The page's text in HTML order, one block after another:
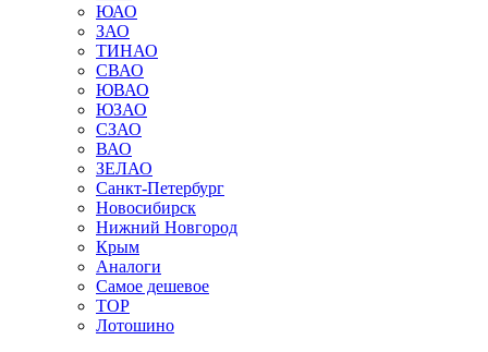
ЮАО
ЗАО
ТИНАО
СВАО
ЮВАО
ЮЗАО
СЗАО
ВАО
ЗЕЛАО
Санкт-Петербург
Новосибирск
Нижний Новгород
Крым
Аналоги
Самое дешевое
TOP
Лотошино